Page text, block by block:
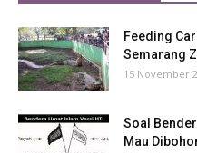
Feeding
Semarang
15 November
Soal
Mau